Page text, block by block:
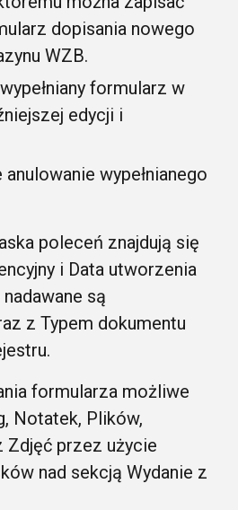
dopisania nowego
WZB.
formularz w
edycji i
wypełnianego
poleceń znajdują się
i Data utworzenia
są
z Typem dokumentu
formularza możliwe
Notatek, Plików,
Zdjęć przez użycie
nad sekcją Wydanie z